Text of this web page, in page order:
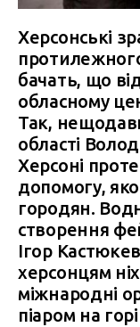
Херсонські
бачать, що
обласному
Так,
області
Херсоні
допомогу,
городян.
створення
Ігор
херсонцям
міжнародні
піаром на